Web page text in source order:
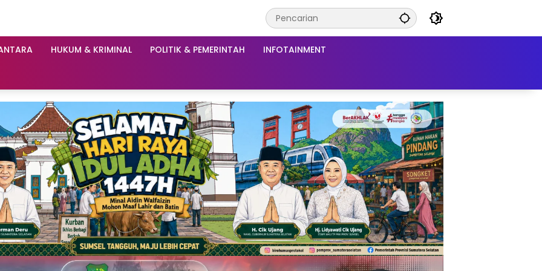
HUKUM & KRIMINAL POLITIK & PEMERINTAH INFOTAINMENT